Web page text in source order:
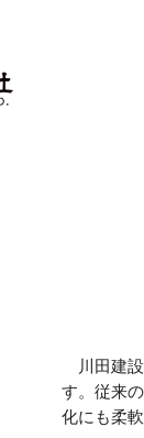
川田建設
す。従来
化にも柔